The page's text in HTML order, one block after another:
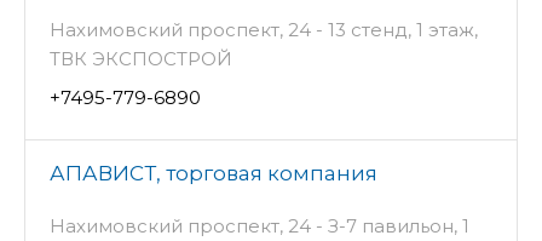
Нахимовский проспект, 24 - 13 стенд, 1 этаж,
ТВК ЭКСПОСТРОЙ
+7495-779-6890
АПАВИСТ, торговая компания
Нахимовский проспект, 24 - З-7 павильон, 1